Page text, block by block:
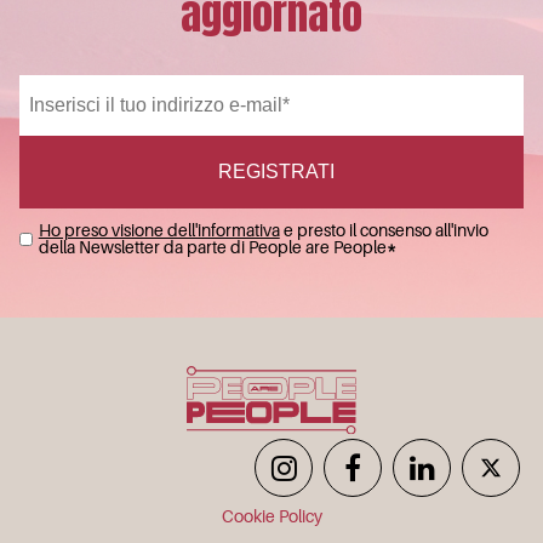
aggiornato
Ho preso visione dell'informativae presto il consenso all'invio
della Newsletter da parte di People are People*
Cookie Policy